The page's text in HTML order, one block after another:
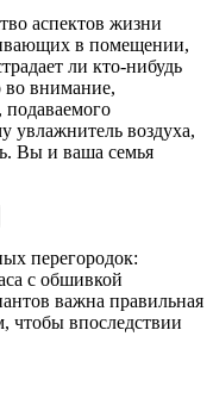
аспектов жизни
в помещении,
ли кто-нибудь
во внимание,
подаваемого
увлажнитель воздуха,
Вы и ваша семья
перегородок:
с обшивкой
важна правильная
чтобы впоследствии